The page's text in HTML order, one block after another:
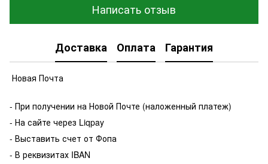
Написать отзыв
Доставка Оплата Гарантия
Новая Почта
- При получении на Новой Почте (наложенный платеж)
- На сайте через Liqpay
- Выставить счет от Фопа
- В реквизитах IBAN